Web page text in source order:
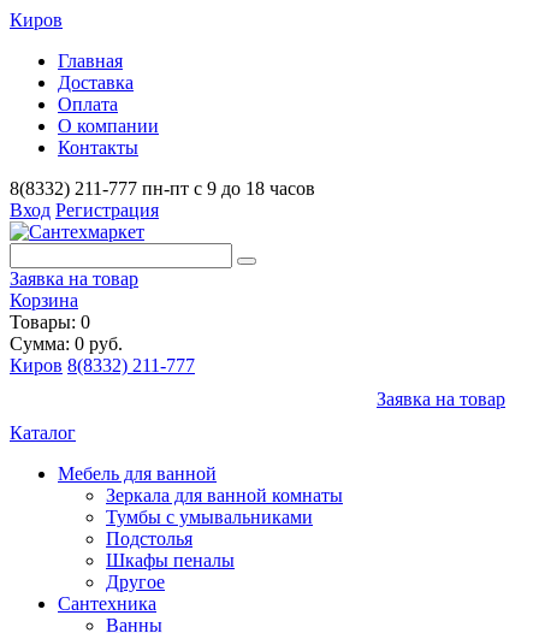
Киров
Главная
Доставка
Оплата
О компании
Контакты
8(8332) 211-777 пн-пт с 9 до 18 часов
Вход Регистрация
Заявка на товар
Корзина
Товары: 0
Сумма: 0 руб.
Киров 8(8332) 211-777
Заявка на товар
Каталог
Мебель для ванной
Зеркала для ванной комнаты
Тумбы с умывальниками
Подстолья
Шкафы пеналы
Другое
Сантехника
Ванны